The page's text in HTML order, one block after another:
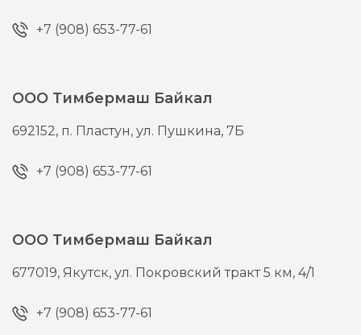
+7 (908) 653-77-61
ООО Тимбермаш Байкал
692152, п. Пластун,ул. Пушкина, 7Б
+7 (908) 653-77-61
ООО Тимбермаш Байкал
677019, Якутск,ул. Покровский тракт 5 км, 4/1
+7 (908) 653-77-61